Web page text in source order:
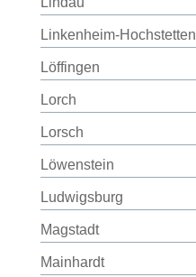
Linkenheim-Hochstetten
Löffingen
Lorch
Lorsch
Löwenstein
Ludwigsburg
Magstadt
Mainhardt